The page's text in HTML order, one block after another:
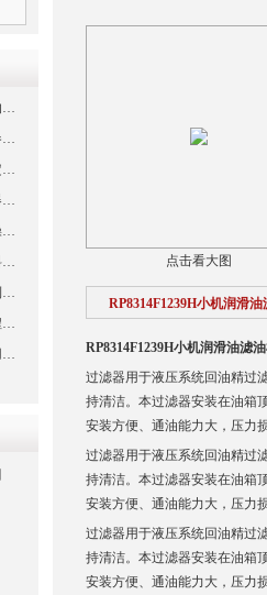
点击看大图
RP8314F1239H小机润滑
RP8314F1239H小机润滑油滤
过滤器用于液压系统回油精过
持清洁。本过滤器安装在油箱
安装方便、通油能力大，压力
过滤器用于液压系统回油精过
持清洁。本过滤器安装在油箱
安装方便、通油能力大，压力
过滤器用于液压系统回油精过
持清洁。本过滤器安装在油箱
安装方便、通油能力大，压力
从海水过滤到燃油净化：船舶滤芯的多场景应用解析
汽轮机滤芯多久换一次？忽略这个参数，机组非停损失可能上百万！
液压油滤芯精度等级：守护系统稳定与寿命的“微米标尺”
从材质革新到结构优化，解码除尘器滤芯性能跃升的核心逻辑
数控机床滤芯安装指南：三步精准操作，杜绝设备“亚健康”
不锈钢滤芯测试标准全解析，从材料性能到应用场景的严苛验证
润滑油滤芯精度分级：从工业设备到精密系统的过滤密码
主轴油泵滤芯从定位到调试的全流程解析
颇尔滤芯精度字母编码的解析与应用指南